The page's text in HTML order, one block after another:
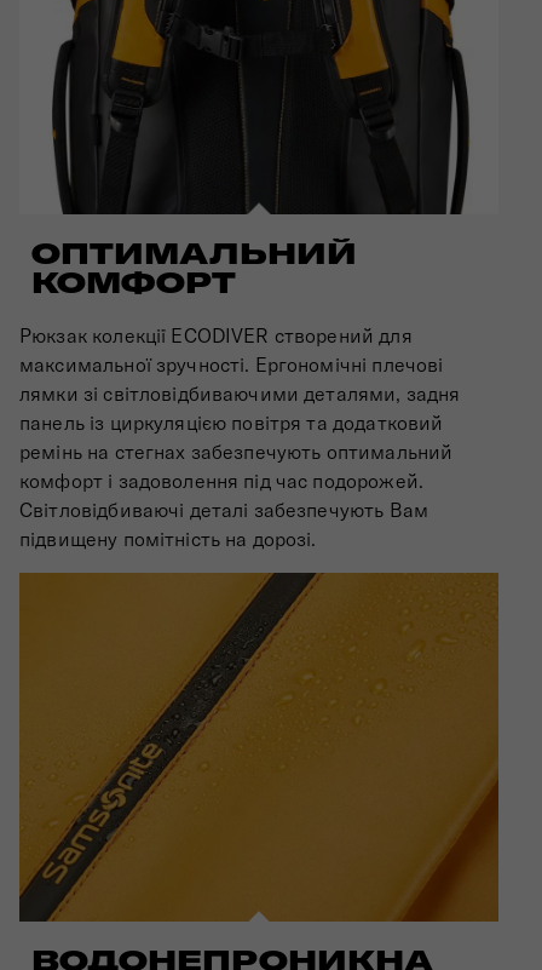
ОПТИМАЛЬНИЙ
КОМФОРТ
Рюкзак колекції ECODIVER створений для
максимальної зручності. Ергономічні плечові
лямки зі світловідбиваючими деталями, задня
панель із циркуляцією повітря та додатковий
ремінь на стегнах забезпечують оптимальний
комфорт і задоволення під час подорожей.
Світловідбиваючі деталі забезпечують Вам
підвищену помітність на дорозі.
ВОДОНЕПРОНИКНА